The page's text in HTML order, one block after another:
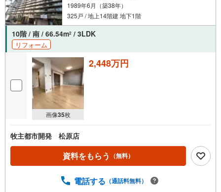
1989年6月（築38年）
325戸 / 地上14階建 地下1階
10階 / 南 / 66.54m2 / 3LDK
リフォーム
画像35枚
2,448万円
牧主都市開発 松原店
資料をもらう （無料）
電話する （通話料無料）